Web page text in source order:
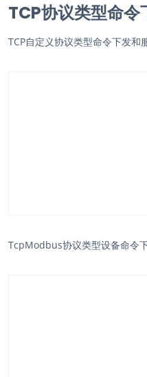
TCP协议类型命令
TCP自定义协议类型命令下发和
TcpModbus协议类型设备命令